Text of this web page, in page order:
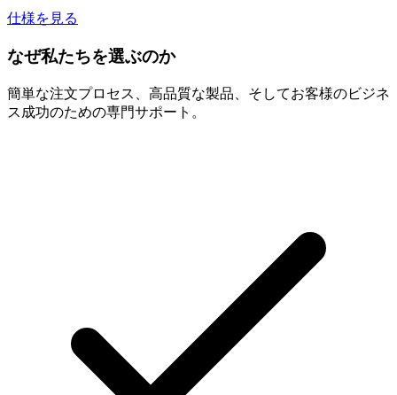
仕様を見る
なぜ私たちを選ぶのか
簡単な注文プロセス、高品質な製品、そしてお客様のビジネ
ス成功のための専門サポート。